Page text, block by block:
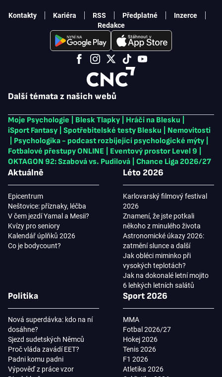
Další témata z našich webů
Moje Psychologie Blesk Tlapky Hráči na Blesku
iSport Fantasy
Spotřebitelské testy Blesku
Nemovitosti
Psychologika - podcast rozbíjející psychologické mýty
Fotbalové přestupy ONLINE
Eventový prostor Level 9
OKTAGON 92: Szabová vs. Pudilová
Chance Liga 2026/27
Aktuálně
Epicentrum
Neštovice: příznaky, léčba
V čem jezdí Yamal a Mesii?
Kvízy pro seniory
Kalendář úplňků 2026
Co je bodycount?
Léto 2026
Karlovarský filmový festival
2026
Znamení, že jste potkali
někoho z minulého života
Astronomické úkazy 2026:
zatmění slunce a další
Jak obléci miminko při
vysokých teplotách?
Jak na dokonalé letní mojito
6 lehkých letních salátů
Politika
Nová superdávka: kdo na ní
dosáhne?
Sjezd sudetských Němců
Proč vláda zavádí EET?
Padni komu padni
Výpověď z práce vzor
Sport 2026
MMA
Fotbal 2026/27
Hokej 2026
Tenis 2026
F1 2026
Atletika 2026
Kontakty Kariéra RSS Předplatné
Inzerce
Redakce